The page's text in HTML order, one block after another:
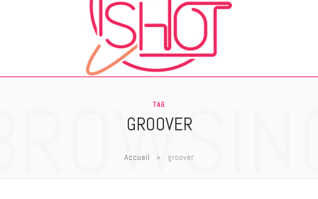
TAG
GROOVER
Accueil » groover